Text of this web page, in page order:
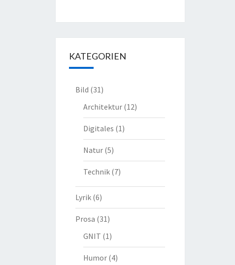
KATEGORIEN
Bild (31)
Architektur(12)
Digitales (1)
Natur(5)
Technik(7)
Lyrik(6)
Prosa (31)
GNIT (1)
Humor(4)